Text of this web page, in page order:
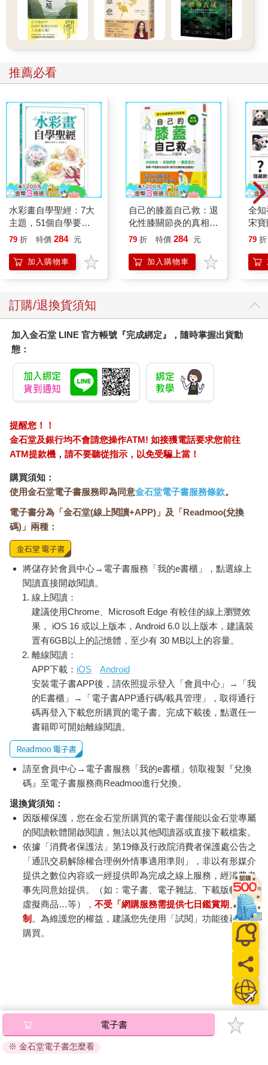
十年後《能不能，轉身就遠行？》改版，我仍在這條路上繼
續旅行，現在三百六十五天有一半的時間都不在家，不是準備出
門，就是已經在前往機場的路上，偶爾獨行，也會陪家人旅行，
不時與一群人同行，跨越大山大海，穿越人山人海，時間會證明
十年前，這本書帶給了許多迷惘中的青年出走遠方的膽量，
十年後，也期待這本書帶給更多讀者堅持追夢築夢的勇氣。
只要走出去，一切都會慢慢變好的，只要相信，一切都會好
起來的。
推薦必看
水彩畫自學聖經：7大
主題，51個自學要
點，一本最全面的水彩
79 折 特價 284 元
加入購物車
自己的膝蓋自己救：退
化性膝關節炎的真相
【暢銷增訂版】
79 折 特價 284 元
加入購物車
全
宋
日
79 折
訂購/退換貨須知
加入金石堂 LINE 官方帳號『完成綁定』，隨時掌握出貨動
態：
提醒您！！
金石堂及銀行均不會請您操作ATM! 如接獲電話要求您前往
ATM提款機，請不要聽從指示，以免受騙上當！
購買須知：
使用金石堂電子書服務即為同意金石堂電子書服務條款。
電子書分為「金石堂(線上閱讀+APP)」及「Readmoo(兌換
碼)」兩種：
將儲存於會員中心→電子書服務「我的e書櫃」，點選線上
閱讀直接開啟閱讀。
線上閱讀：
建議使用Chrome、Microsoft Edge 有較佳的線上瀏覽效
果， iOS 16 或以上版本，Android 6.0 以上版本，建議裝
置有6GB以上的記憶體，至少有 30 MB以上的容量。
離線閱讀：
APP下載： iOS
Android
安裝電子書APP後，請依照提示登入「會員中心」→「我
的E書櫃」→「電子書APP通行碼/載具管理」，取得通行
碼再登入下載您所購買的電子書。完成下載後，點選任一
書籍即可開始離線閱讀。
請至會員中心→電子書服務「我的e書櫃」領取複製『兌換
碼』至電子書服務商Readmoo進行兌換。
退換貨須知：
因版權保護，您在金石堂所購買的電子書僅能以金石堂專屬
的閱讀軟體開啟閱讀，無法以其他閱讀器或直接下載檔案。
依據「消費者保護法」第19條及行政院消費者保護處公告之
「通訊交易解除權合理例外情事適用準則」，非以有形媒介
提供之數位內容或一經提供即為完成之線上服務，經消費者
事先同意始提供。（如：電子書、電子雜誌、下載版軟體、
虛擬商品…等），不受「網購服務需提供七日鑑賞期」的限
制 。為維護您的權益，建議您先使用「試閱」功能後再付款
購買。
電子書
※ 金石堂電子書怎麼看